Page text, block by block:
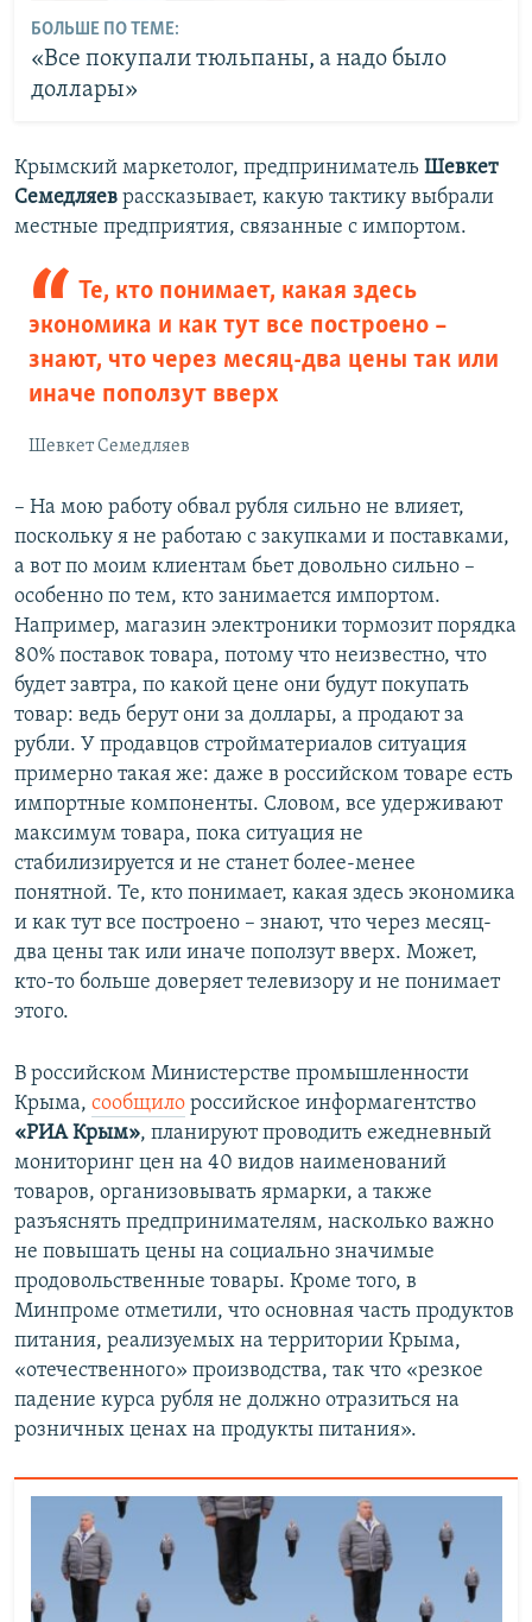
БОЛЬШЕ ПО ТЕМЕ:
«Все покупали тюльпаны, а надо было
доллары»
Крымский маркетолог, предприниматель Шевкет
Семедляев рассказывает, какую тактику выбрали
местные предприятия, связанные с импортом.
Те, кто понимает, какая здесь
экономика и как тут все построено –
знают, что через месяц-два цены так или
иначе поползут вверх
Шевкет Семедляев
– На мою работу обвал рубля сильно не влияет,
поскольку я не работаю с закупками и поставками,
а вот по моим клиентам бьет довольно сильно –
особенно по тем, кто занимается импортом.
Например, магазин электроники тормозит порядка
80% поставок товара, потому что неизвестно, что
будет завтра, по какой цене они будут покупать
товар: ведь берут они за доллары, а продают за
рубли. У продавцов стройматериалов ситуация
примерно такая же: даже в российском товаре есть
импортные компоненты. Словом, все удерживают
максимум товара, пока ситуация не
стабилизируется и не станет более-менее
понятной. Те, кто понимает, какая здесь экономика
и как тут все построено – знают, что через месяц-
два цены так или иначе поползут вверх. Может,
кто-то больше доверяет телевизору и не понимает
этого.
В российском Министерстве промышленности
Крыма, сообщило российское информагентство
«РИА Крым», планируют проводить ежедневный
мониторинг цен на 40 видов наименований
товаров, организовывать ярмарки, а также
разъяснять предпринимателям, насколько важно
не повышать цены на социально значимые
продовольственные товары. Кроме того, в
Минпроме отметили, что основная часть продуктов
питания, реализуемых на территории Крыма,
«отечественного» производства, так что «резкое
падение курса рубля не должно отразиться на
розничных ценах на продукты питания».